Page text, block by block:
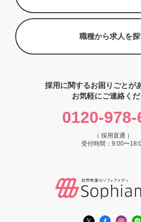
職種から求人を
採用に関するお困りごとが
お気軽にご連絡く
0120-978-
（ 採用直通 ）
受付時間：9:00〜